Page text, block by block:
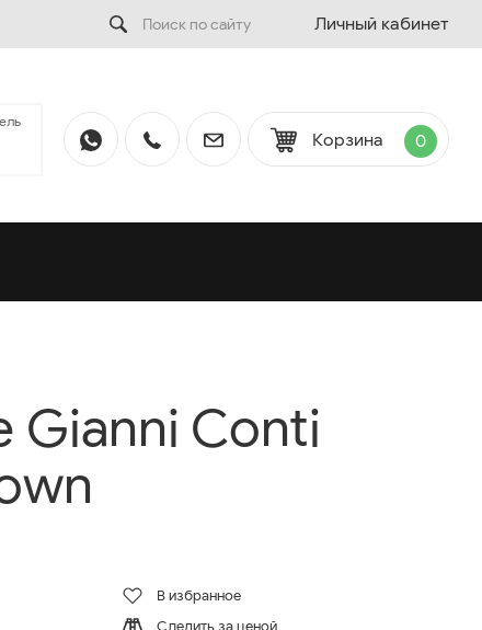
Личный кабинет
Корзина 0
Gianni Conti
В избранное
Следить за ценой